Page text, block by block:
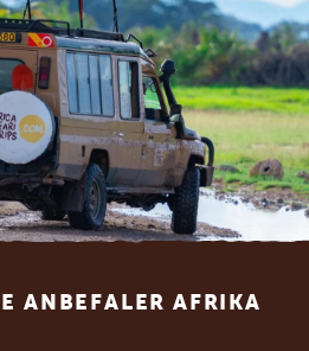
ANBEFALER AFRIKA